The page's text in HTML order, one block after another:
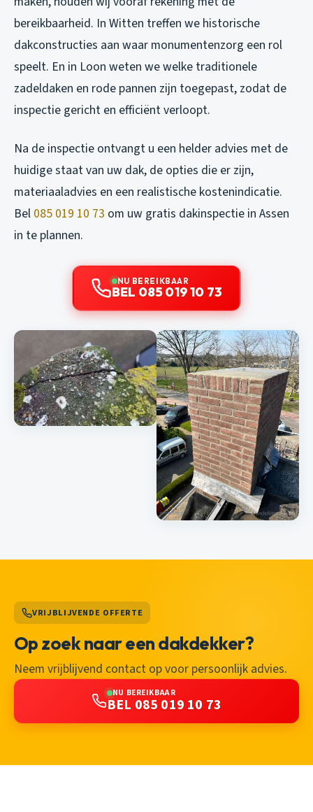
bereikbaarheid. In Witten treffen we historische
dakconstructies aan waar monumentenzorg een rol
speelt. En in Loon weten we welke traditionele
zadeldaken en rode pannen zijn toegepast, zodat de
inspectie gericht en efficiënt verloopt.
Na de inspectie ontvangt u een helder advies met de
huidige staat van uw dak, de opties die er zijn,
materiaaladvies en een realistische kostenindicatie.
Bel 085 019 10 73 om uw gratis dakinspectie in Assen
in te plannen.
NU BEREIKBAAR
BEL 085 019 10 73
VRIJBLIJVENDE OFFERTE
Op zoek naar een dakdekker?
Neem vrijblijvend contact op voor persoonlijk advies.
NU BEREIKBAAR
BEL 085 019 10 73